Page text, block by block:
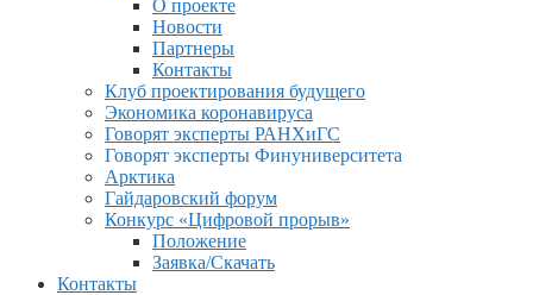
О проекте
Новости
Партнеры
Контакты
Клуб проектирования будущего
Экономика коронавируса
Говорят эксперты РАНХиГС
Говорят эксперты Финуниверситета
Арктика
Гайдаровский форум
Конкурс «Цифровой прорыв»
Положение
Заявка/Скачать
Контакты